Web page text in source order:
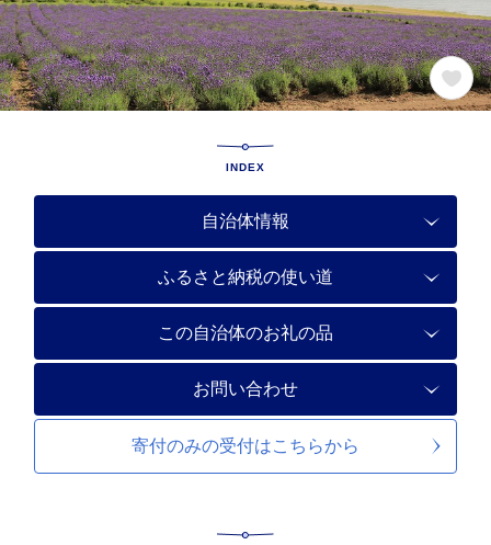
INDEX
自治体情報
ふるさと納税の使い道
この自治体のお礼の品
お問い合わせ
寄付のみの受付はこちらから